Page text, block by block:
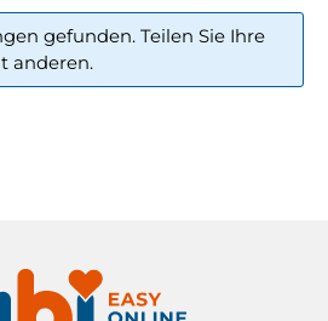
gefunden. Teilen Sie Ihre
anderen.